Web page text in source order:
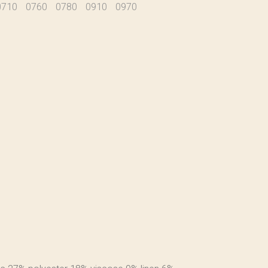
0760 0780 0910 0970